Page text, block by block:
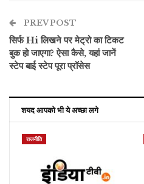
PREV POST
सिर्फ Hi लिखने पर मेट्रो का टिकट
बुक हो जाएगा? ऐसा कैसे, यहां जानें
स्टेप बाई स्टेप पूरा प्रॉसेस
शयद आपको भी ये अच्छा लगे
राजनीति